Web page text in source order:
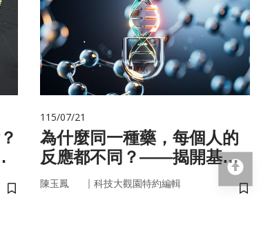
儲存書籤
115/07/21
為什麼同一種藥，每個人的
反應都不同？——揭開基因
的用藥密碼
陳玉鳳 ｜ 科技大觀園特約編輯
儲
回